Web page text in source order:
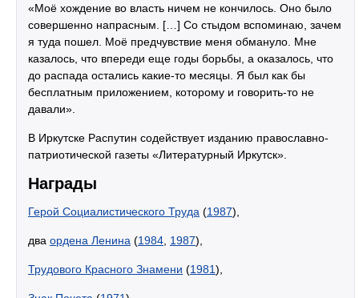
«Моё хождение во власть ничем не кончилось. Оно было
совершенно напрасным. […] Со стыдом вспоминаю, зачем
я туда пошел. Моё предчувствие меня обмануло. Мне
казалось, что впереди еще годы борьбы, а оказалось, что
до распада остались какие-то месяцы. Я был как бы
бесплатным приложением, которому и говорить-то не
давали».
В Иркутске Распутин содействует изданию православно-
патриотической газеты «Литературный Иркутск».
Награды
Герой Социалистического Труда (1987),
два ордена Ленина (1984 1987),
Трудового Красного Знамени (1981),